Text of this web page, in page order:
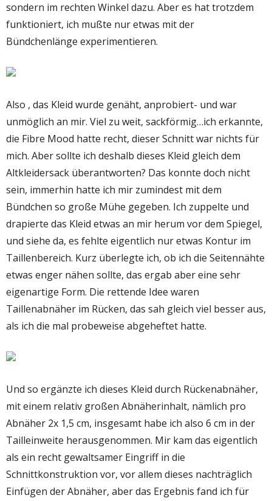
sondern im rechten Winkel dazu. Aber es hat trotzdem
funktioniert, ich mußte nur etwas mit der
Bündchenlänge experimentieren.
Also , das Kleid wurde genäht, anprobiert- und war
unmöglich an mir. Viel zu weit, sackförmig…ich erkannte,
die Fibre Mood hatte recht, dieser Schnitt war nichts für
mich. Aber sollte ich deshalb dieses Kleid gleich dem
Altkleidersack überantworten? Das konnte doch nicht
sein, immerhin hatte ich mir zumindest mit dem
Bündchen so große Mühe gegeben. Ich zuppelte und
drapierte das Kleid etwas an mir herum vor dem Spiegel,
und siehe da, es fehlte eigentlich nur etwas Kontur im
Taillenbereich. Kurz überlegte ich, ob ich die Seitennähte
etwas enger nähen sollte, das ergab aber eine sehr
eigenartige Form. Die rettende Idee waren
Taillenabnäher im Rücken, das sah gleich viel besser aus,
als ich die mal probeweise abgeheftet hatte.
Und so ergänzte ich dieses Kleid durch Rückenabnäher,
mit einem relativ großen Abnäherinhalt, nämlich pro
Abnäher 2x 1,5 cm, insgesamt habe ich also 6 cm in der
Tailleinweite herausgenommen. Mir kam das eigentlich
als ein recht gewaltsamer Eingriff in die
Schnittkonstruktion vor, vor allem dieses nachträglich
Einfügen der Abnäher, aber das Ergebnis fand ich für